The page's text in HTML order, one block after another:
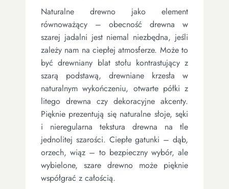
Naturalne drewno jako element
równoważący – obecność drewna w
szarej jadalni jest niemal niezbędna, jeśli
zależy nam na ciepłej atmosferze. Może to
być drewniany blat stołu kontrastujący z
szarą podstawą, drewniane krzesła w
naturalnym wykończeniu, otwarte półki z
litego drewna czy dekoracyjne akcenty.
Pięknie prezentują się naturalne słoje, sęki
i nieregularna tekstura drewna na tle
jednolitej szarości. Ciepłe gatunki – dąb,
orzech, wiąz – to bezpieczny wybór, ale
wybielone, szare drewno może pięknie
współgrać z całością.